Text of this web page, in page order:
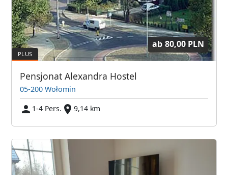
ab 80,00 PLN
Pensjonat Alexandra Hostel
05-200 Wołomin
1-4 Pers.
9,14 km